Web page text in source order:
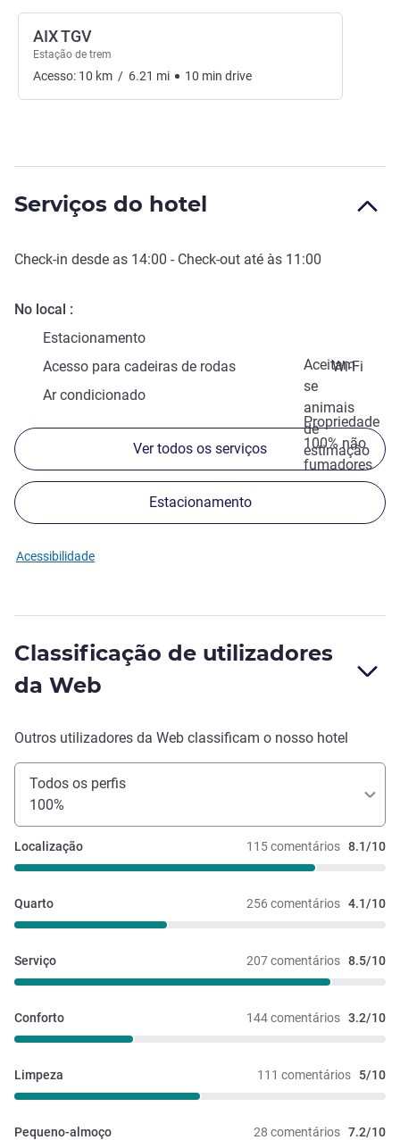
AIX TGV
Estação de trem
Acesso: 10 km / 6.21 mi 10 min drive
Serviços do hotel
Check-in desde as 14:00 - Check-out até às 11:00
No local
Estacionamento
Aceitam-
se
animais
de
estimação
Acesso para cadeiras de rodas
Wi-Fi
Ar condicionado
Propriedade
100% não
fumadores
Ver todos os serviços
Estacionamento
Acessibilidade
Classificação de utilizadores
da Web
Outros utilizadores da Web classificam o nosso hotel
Todos os perfis
100%
115 comentários 8.1/10
Localização
256 comentários 4.1/10
Quarto
207 comentários 8.5/10
Serviço
144 comentários 3.2/10
Conforto
111 comentários 5/10
Limpeza
28 comentários 7.2/10
Pequeno-almoço